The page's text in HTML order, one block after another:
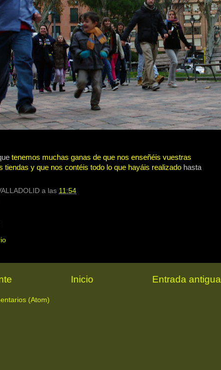
tenemos muchas ganas de que nos enseñéis vuestras
tiendas y que nos contéis todo lo que hayáis realizado hasta
a las 11:54
Entrada antigua
Inicio
(Atom)